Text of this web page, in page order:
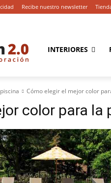
Recibe nuestro newsletter
INTERIORES
Cómo elegir el mejor color
color para la